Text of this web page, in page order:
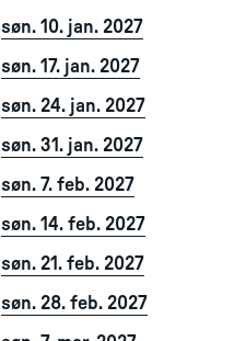
søn. 10. jan. 2027
søn. 17. jan. 2027
søn. 24. jan. 2027
søn. 31. jan. 2027
søn. 7. feb. 2027
søn. 14. feb. 2027
søn. 21. feb. 2027
søn. 28. feb. 2027